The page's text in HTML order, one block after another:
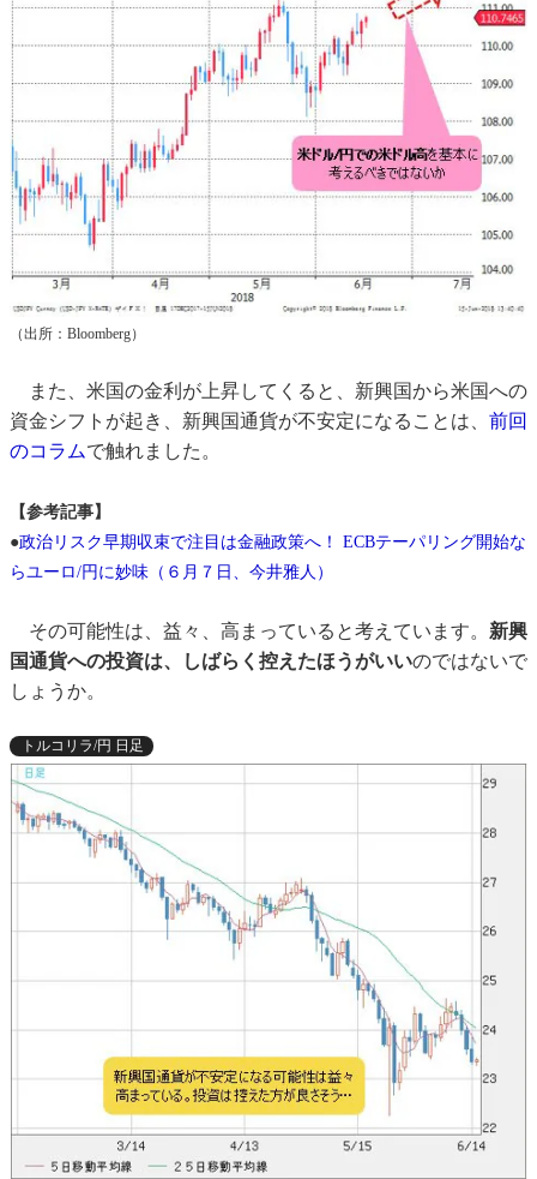
（出所：Bloomberg）
また、米国の金利が上昇してくると、新興国から米国への
資金シフトが起き、新興国通貨が不安定になることは、 前回
のコラムで触れました。
【参考記事】
●政治リスク早期収束で注目は金融政策へ！ ECBテーパリング開始な
らユーロ/円に妙味（６月７日、今井雅人）
その可能性は、益々、高まっていると考えています。 新興
国通貨への投資は、しばらく控えたほうがいいのではないで
しょうか。
トルコリラ/円 日足